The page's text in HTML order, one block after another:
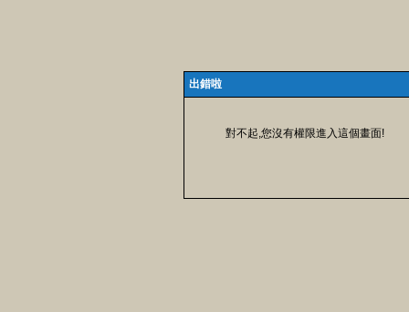
出錯啦
對不起,您沒有權限進入這個畫面!